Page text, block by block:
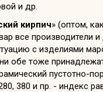
и др.
кирпич» (оптом,
все производители
с изделиями
обе тоже
пустотно-
380 и пр. - индекс